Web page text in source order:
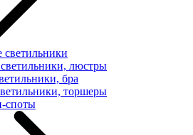
люстры
бра
торшеры
споты